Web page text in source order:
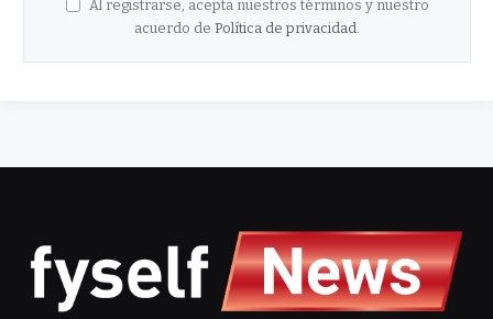
Al registrarse, acepta nuestros términos y nuestro
acuerdo de Política de privacidad